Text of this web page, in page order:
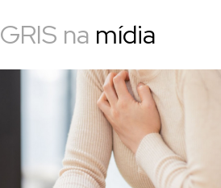
GRIS na mídia